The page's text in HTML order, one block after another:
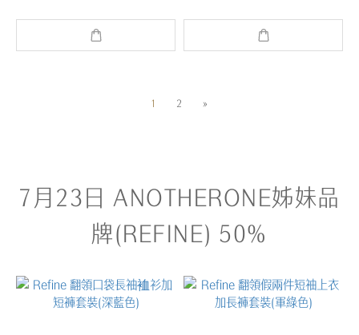
1 2 »
7月23日 ANOTHERONE姊妹品
牌(REFINE) 50%